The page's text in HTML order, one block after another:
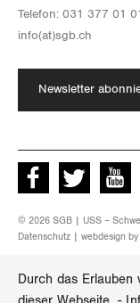
Durch das Erlauben
Te­le­fon: 031 377 01
info(at)​sgb.​ch
Newsletter
Facebook Twitter Youtube
© 2026 SGB | USS –
Datenschutz | webdesign by